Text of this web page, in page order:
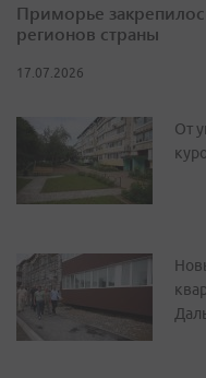
Приморье
регионов страны
17.07.2026
От